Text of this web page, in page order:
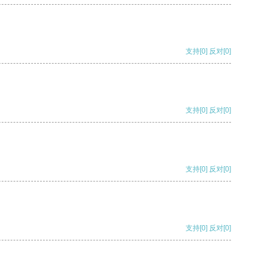
支持[0] 反对[0]
支持[0] 反对[0]
支持[0] 反对[0]
支持[0] 反对[0]